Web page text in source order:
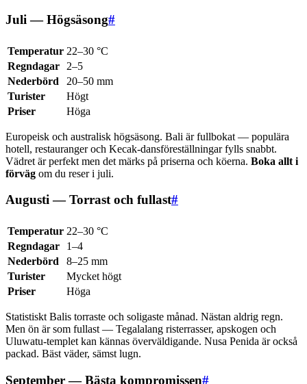
Juli — Högsäsong#
Temperatur 22–30 °C
Regndagar
2–5
Nederbörd
20–50 mm
Turister
Högt
Priser
Höga
Europeisk och australisk högsäsong. Bali är fullbokat — populära
hotell, restauranger och Kecak-dansföreställningar fylls snabbt.
Vädret är perfekt men det märks på priserna och köerna. Boka allt i
förväg om du reser i juli.
Augusti — Torrast och fullast#
Temperatur 22–30 °C
Regndagar
1–4
Nederbörd
8–25 mm
Turister
Mycket högt
Priser
Höga
Statistiskt Balis torraste och soligaste månad. Nästan aldrig regn.
Men ön är som fullast — Tegalalang risterrasser, apskogen och
Uluwatu-templet kan kännas överväldigande. Nusa Penida är också
packad. Bäst väder, sämst lugn.
September — Bästa kompromissen#